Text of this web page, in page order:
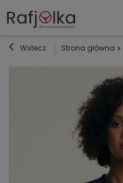
Wstecz Strona główna